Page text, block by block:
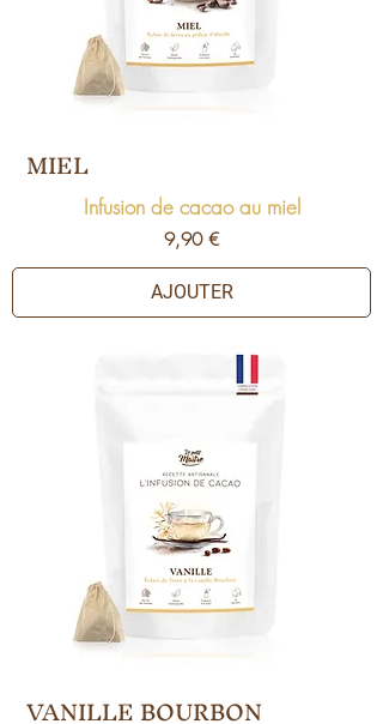
MIEL
Infusion de cacao au miel
Prix
9,90 €
AJOUTER
VANILLE BOURBON